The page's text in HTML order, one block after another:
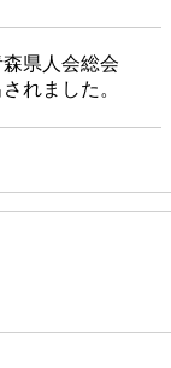
県人会総会
れました。